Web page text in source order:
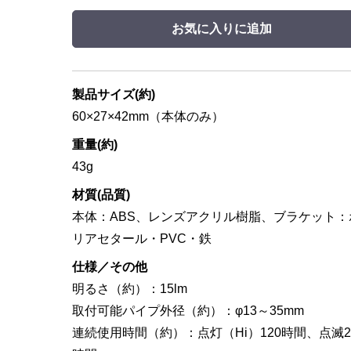
お気に入りに追加
製品サイズ(約)
60×27×42mm（本体のみ）
重量(約)
43g
材質(品質)
本体：ABS、レンズアクリル樹脂、ブラケット：
リアセタール・PVC・鉄
仕様／その他
明るさ（約）：15lm
取付可能パイプ外径（約）：φ13～35mm
連続使用時間（約）：点灯（Hi）120時間、点滅